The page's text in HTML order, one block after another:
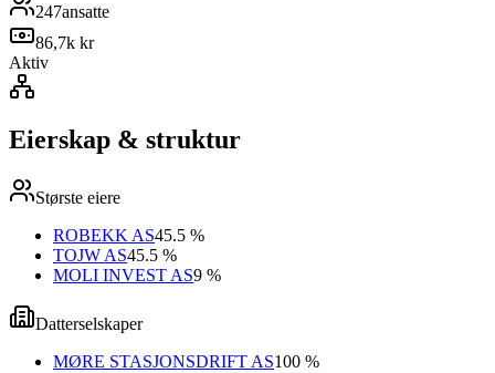
247ansatte
86,7k kr
Aktiv
Eierskap & struktur
Største eiere
ROBEKK AS45.5 %
TOJW AS45.5 %
MOLI INVEST AS9 %
Datterselskaper
MØRE STASJONSDRIFT AS100 %